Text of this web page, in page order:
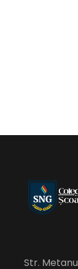
Str.